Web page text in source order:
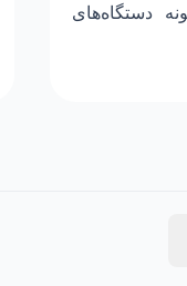
دستگاه‌های